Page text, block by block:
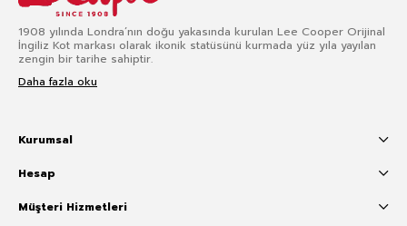
1908 yılında Londra’nın doğu yakasında kurulan Lee Cooper Orijinal
İngiliz Kot markası olarak ikonik statüsünü kurmada yüz yıla yayılan
zengin bir tarihe sahiptir.
Daha fazla oku
Kurumsal
Hesap
Müşteri Hizmetleri